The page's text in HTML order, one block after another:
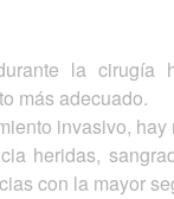
la cirugía
más adecuado.
invasivo,
heridas,
con la mayor